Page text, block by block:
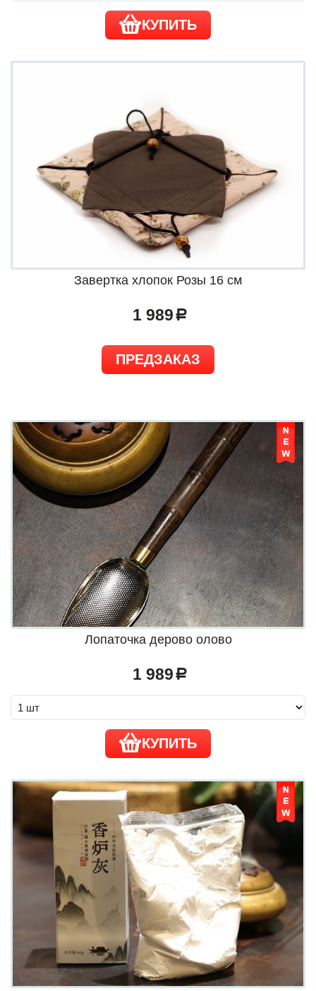
КУПИТЬ
Завертка хлопок Розы 16 см
1 989 a
ПРЕДЗАКАЗ
Лопаточка дерово олово
1 989 a
КУПИТЬ